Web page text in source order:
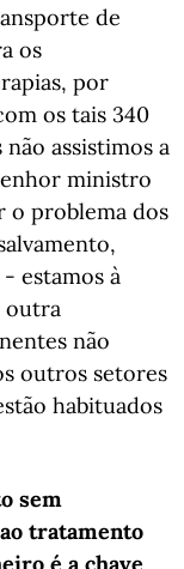
de
os
por
os tais 340
assistimos a
ministro
o problema dos
estamos à
outra
não
outros setores
habituados
sem
tratamento